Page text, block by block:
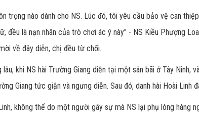
trọng nào dành cho NS. Lúc đó, tôi yêu cầu bảo vệ can
đều là nạn nhân của trò chơi ác ý này" - NS Kiều Phượng
về đây diễn, chị đều từ chối.
lâu, khi NS hài Trường Giang diễn tại một sân bãi ở Tây Ninh,
Giang tức giận và ngưng diễn. Sau đó, danh hài Hoài Linh
không thể do một người gây sự mà NS lại phụ lòng hàng